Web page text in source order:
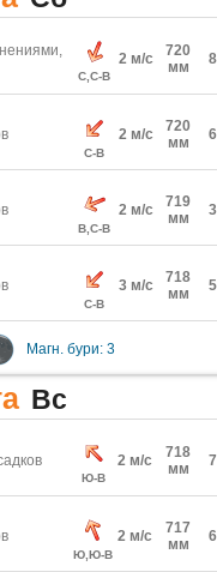
С,С-В
2 м/с
720
мм
С-В
2 м/с
720
мм
В,С-В
2 м/с
719
мм
С-В
3 м/с
718
мм
Магн. бури: 3
Вс
Ю-В
2 м/с
718
мм
Ю,Ю-В
2 м/с
717
мм